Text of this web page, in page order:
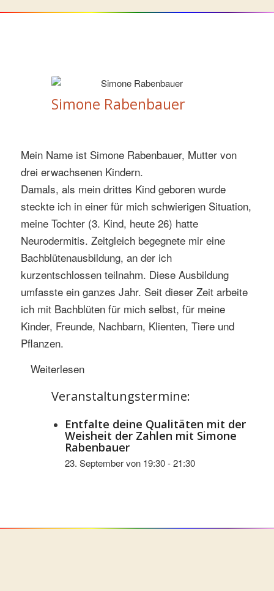
Simone Rabenbauer
Mein Name ist Simone Rabenbauer, Mutter von
drei erwachsenen Kindern.
Damals, als mein drittes Kind geboren wurde
steckte ich in einer für mich schwierigen Situation,
meine Tochter (3. Kind, heute 26) hatte
Neurodermitis. Zeitgleich begegnete mir eine
Bachblütenausbildung, an der ich
kurzentschlossen teilnahm. Diese Ausbildung
umfasste ein ganzes Jahr. Seit dieser Zeit arbeite
ich mit Bachblüten für mich selbst, für meine
Kinder, Freunde, Nachbarn, Klienten, Tiere und
Pflanzen.
Weiterlesen
Veranstaltungstermine:
Entfalte deine Qualitäten mit der
Weisheit der Zahlen mit Simone
Rabenbauer
23. September von 19:30-21:30